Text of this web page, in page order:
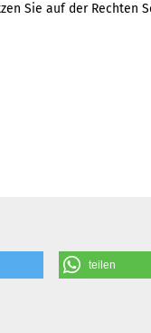
Sie auf der Rechten
teilen